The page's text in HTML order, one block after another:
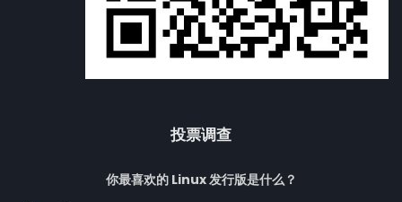
投票调查
你最喜欢的 Linux 发行版是什么？